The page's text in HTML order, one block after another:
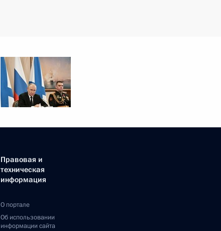
Правовая и
техническая
информация
О портале
Об использовании
информации сайта